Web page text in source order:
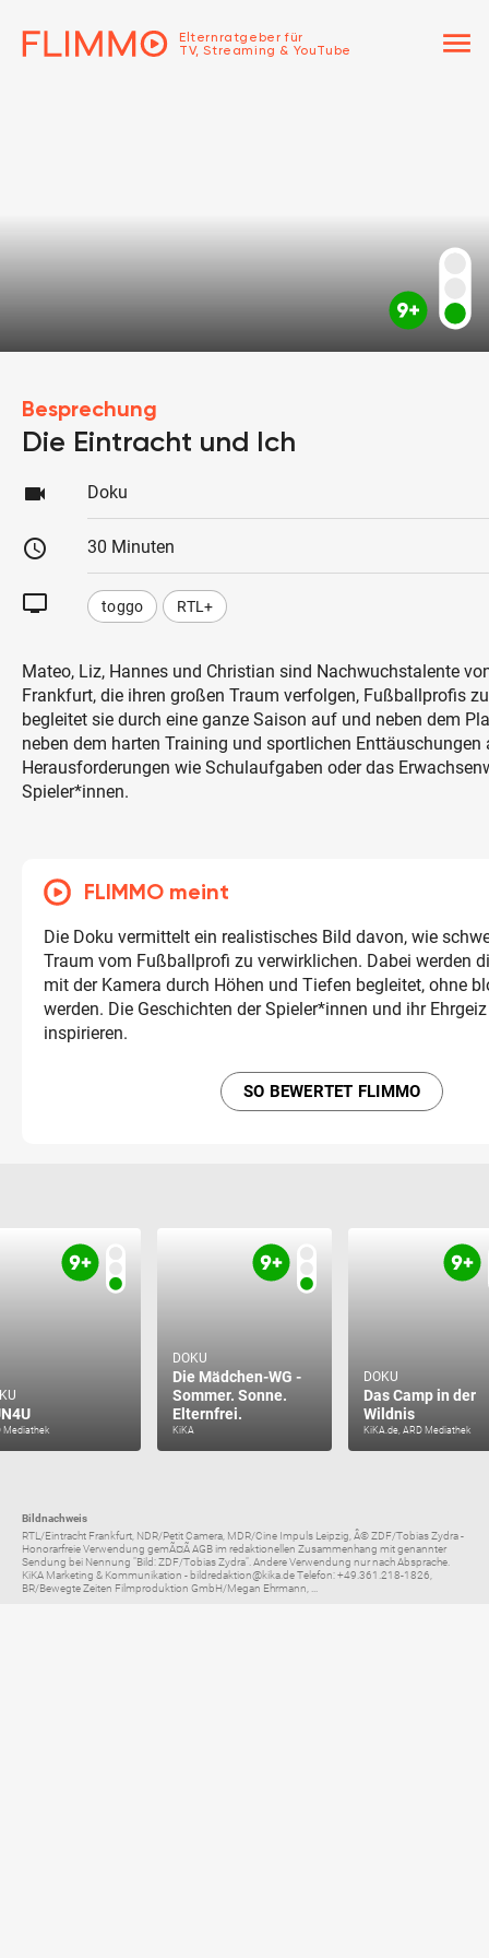
Elternratgeber für
TV, Streaming & YouTube
menu
Besprechung
Die Eintracht und Ich
videocam Doku
schedule 30 Minuten
tv toggo RTL+
Mateo, Liz, Hannes und Christian sind Nachwuchstalente
Frankfurt, die ihren großen Traum verfolgen, Fußballprofis
begleitet sie durch eine ganze Saison auf und neben dem
neben dem harten Training und sportlichen Enttäuschungen
Herausforderungen wie Schulaufgaben oder das
Spieler*innen.
FLIMMO meint
Die Doku vermittelt ein realistisches Bild davon, wie
Traum vom Fußballprofi zu verwirklichen. Dabei werden
mit der Kamera durch Höhen und Tiefen begleitet, ohne
werden. Die Geschichten der Spieler*innen und ihr
inspirieren.
SO BEWERTET FLIMMO
Mediathek
DOKU
Die Mädchen-WG -
Sommer. Sonne.
Elternfrei.
KiKA
DOKU
Das Camp in der
Wildnis
KiKA.de, ARD Mediathek
Bildnachweis
RTL/Eintracht Frankfurt, NDR/Petit Camera, MDR/Cine Impuls Leipzig, Â© ZDF/Tobias Zydra -
Honorarfreie Verwendung gemÃ¤Ã AGB im redaktionellen Zusammenhang mit genannter
Sendung bei Nennung "Bild: ZDF/Tobias Zydra". Andere Verwendung nur nach Absprache.
KiKA Marketing & Kommunikation - bildredaktion@kika.de Telefon: +49.361.218-1826,
BR/Bewegte Zeiten Filmproduktion GmbH/Megan Ehrmann, ...